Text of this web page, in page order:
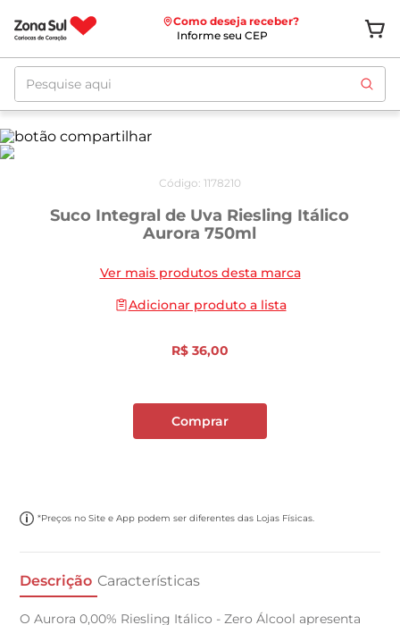
Como deseja receber?
Informe seu CEP
Pesquise aqui
Código: 1178210
Suco Integral de Uva Riesling Itálico
Aurora 750ml
Ver mais produtos desta marca
Adicionar produto a lista
R$ 36,00
Comprar
*Preços no Site e App podem ser diferentes das Lojas Físicas.
Descrição Características
O Aurora 0,00% Riesling Itálico - Zero Álcool apresenta